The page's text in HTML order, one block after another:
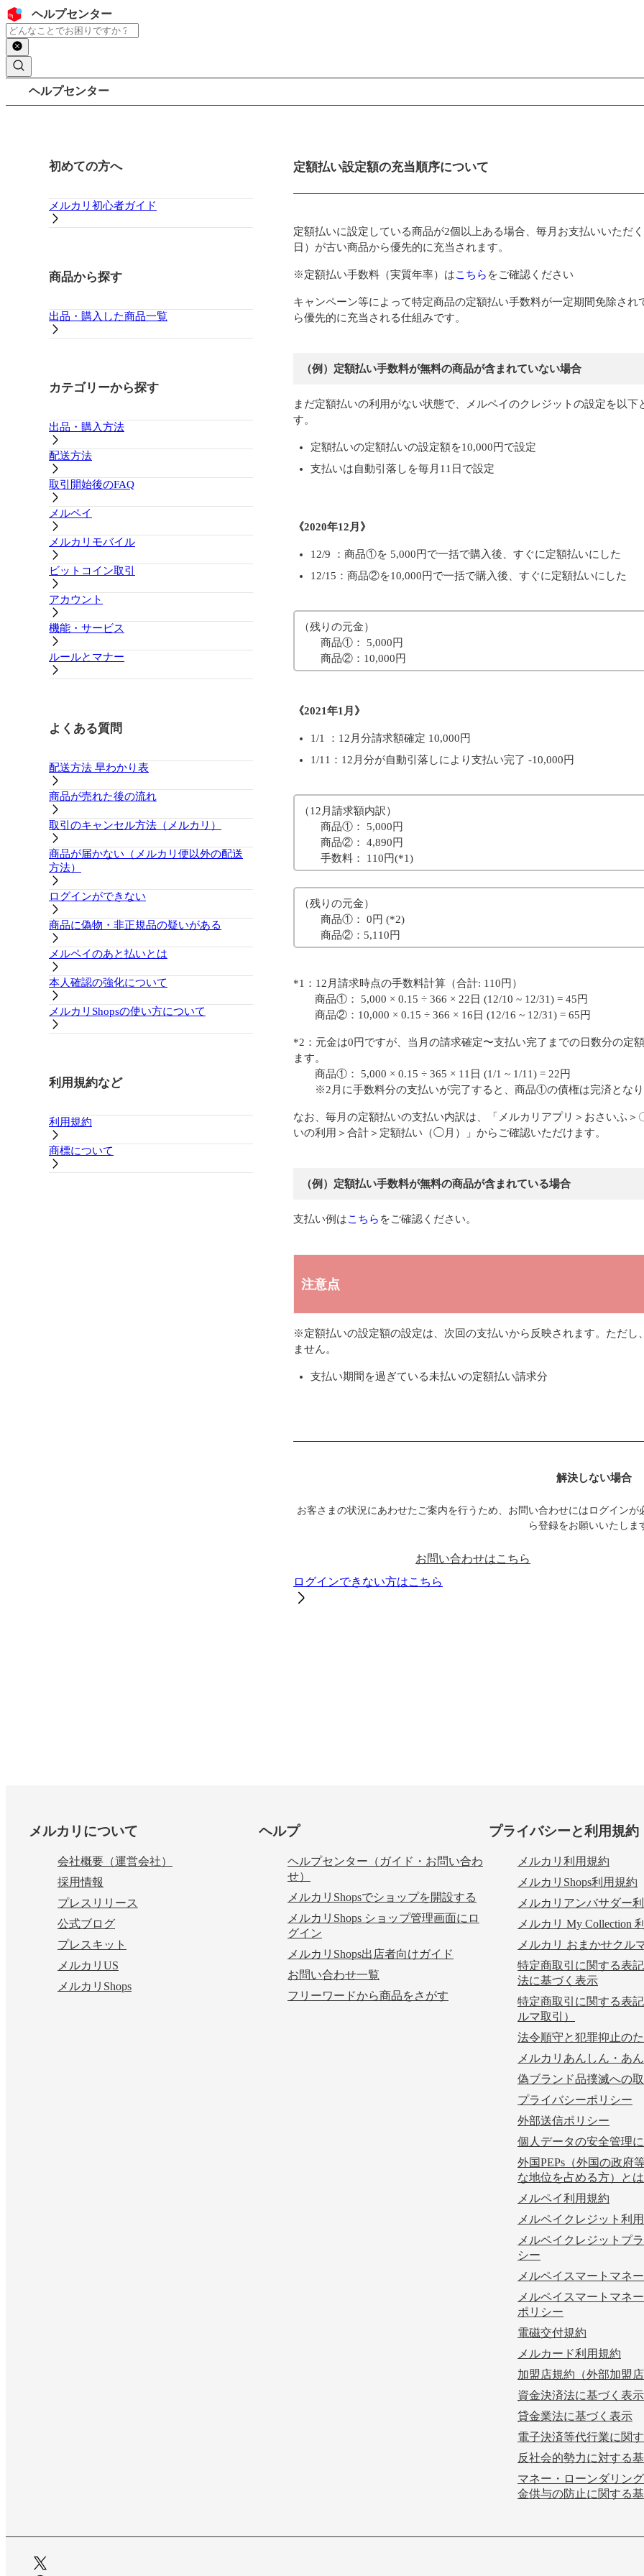
コンテンツにスキップ
ヘッダー
ヘルプセンター
検索
パンくずリスト
ヘルプセンター
サイドバー
初めての方へ
メルカリ初心者ガイド
商品から探す
出品・購入した商品一覧
カテゴリーから探す
出品・購入方法
配送方法
取引開始後のFAQ
メルペイ
メルカリモバイル
ビットコイン取引
アカウント
機能・サービス
ルールとマナー
よくある質問
配送方法 早わかり表
商品が売れた後の流れ
取引のキャンセル方法（メルカリ）
商品が届かない（メルカリ便以外の配送
方法）
ログインができない
商品に偽物・非正規品の疑いがある
メルペイのあと払いとは
本人確認の強化について
メルカリShopsの使い方について
利用規約など
利用規約
商標について
メインコンテンツ
定額払い設定額の充当順序について
定額払いに設定している商品が2個以上ある場合、毎月お支払いいただ
日）が古い商品から優先的に充当されます。
※定額払い手数料（実質年率）はこちら をご確認ください
キャンペーン等によって特定商品の定額払い手数料が一定期間免除さ
ら優先的に充当される仕組みです。
（例）定額払い手数料が無料の商品が含まれていない場合
まだ定額払いの利用がない状態で、メルペイのクレジットの設定を以
す。
定額払いの定額払いの設定額を10,000円で設定
支払いは自動引落しを毎月11日で設定
《2020年12月》
12/9 ：商品①を 5,000円で一括で購入後、すぐに定額払いにした
12/15：商品②を10,000円で一括で購入後、すぐに定額払いにした
（残りの元金）
商品①： 5,000円
商品②：10,000円
《2021年1月》
1/1 ：12月分請求額確定 10,000円
1/11：12月分が自動引落しにより支払い完了 -10,000円
（12月請求額内訳）
商品①： 5,000円
商品②： 4,890円
手数料： 110円(*1)
（残りの元金）
商品①： 0円 (*2)
商品②：5,110円
*1：12月請求時点の手数料計算（合計: 110円）
商品①： 5,000 × 0.15 ÷ 366 × 22日 (12/10 ~ 12/31) = 45円
商品②：10,000 × 0.15 ÷ 366 × 16日 (12/16 ~ 12/31) = 65円
*2：元金は0円ですが、当月の請求確定〜支払い完了までの日数分の定
ます。
商品①： 5,000 × 0.15 ÷ 365 × 11日 (1/1 ~ 1/11) = 22円
※2月に手数料分の支払いが完了すると、商品①の債権は完済となり
なお、毎月の定額払いの支払い内訳は、「メルカリアプリ＞おさいふ
いの利用＞合計＞定額払い（◯月）」からご確認いただけます。
（例）定額払い手数料が無料の商品が含まれている場合
支払い例はこちら をご確認ください。
注意点
※定額払いの設定額の設定は、次回の支払いから反映されます。ただ
ません。
支払い期間を過ぎている未払いの定額払い請求分
解決しない場合
お客さまの状況にあわせたご案内を行うため、お問い合わせにはログイン
ら登録をお願いいたしま
お問い合わせはこちら
ログインできない方はこちら
メルカリについて
会社概要（運営会社）
採用情報
プレスリリース
公式ブログ
プレスキット
メルカリUS
メルカリShops
ヘルプ
ヘルプセンター（ガイド・お問い合わ
せ）
メルカリShopsでショップを開設する
メルカリShops ショップ管理画面にロ
グイン
メルカリShops出店者向けガイド
お問い合わせ一覧
フリーワードから商品をさがす
プライバシーと利用規約
メルカリ利用規約
メルカリShops利用規約
メルカリアンバサダー
メルカリ My Collection
メルカリ おまかせクル
特定商取引に関する表
法に基づく表示
特定商取引に関する表
ルマ取引）
法令順守と犯罪抑止の
メルカリあんしん・あ
偽ブランド品撲滅への
プライバシーポリシー
外部送信ポリシー
個人データの安全管理
外国PEPs（外国の政府
な地位を占める方）とは
メルペイ利用規約
メルペイクレジット利
メルペイクレジットプ
シー
メルペイスマートマネ
メルペイスマートマネ
ポリシー
電磁交付規約
メルカード利用規約
加盟店規約（外部加盟店
資金決済法に基づく表示
貸金業法に基づく表示
電子決済等代行業に関
反社会的勢力に対する
マネー・ローンダリン
金供与の防止に関する